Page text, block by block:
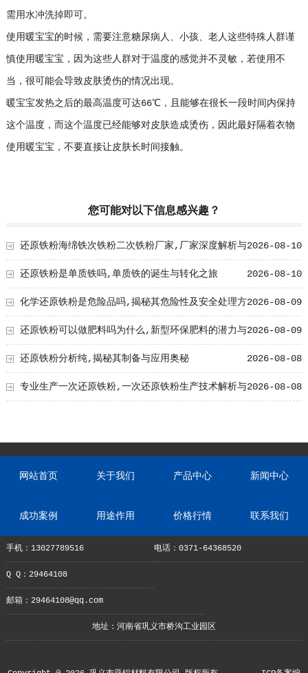
需用水冲洗掉即可。
使用暖宝宝的时候，需要注意糖尿病人、小孩、老人这些特殊人群谨
慎使用暖宝宝，因为这些人群对于温度的感觉并不灵敏，若使用不
当，很可能会导致皮肤烫伤的情况出现。
暖宝宝发热之后的最高温度可达66℃，且能够在很长一段时间内保持
这个温度，而这个温度已经能够对皮肤造成烫伤，因此最好隔着衣物
使用暖宝宝，不要直接让皮肤长时间接触。
您可能对以下信息感兴趣？
2026-08-10
还原铁粉海绵铁次铁粉二次铁粉厂家,厂家深度解析与
产业链洞察 2026-08-10
还原铁粉是单质铁吗,单质铁的诞生与转化之旅
2026-08-09
化学还原铁粉是危险品吗,揭秘其危险性及安全处理方
法 2026-08-09
还原铁粉可以做肥料吗为什么,新型环保肥料的潜力与
优势 2026-08-08
还原铁粉分析纯,揭秘其制备与应用奥秘
2026-08-08
专业生产一次还原铁粉,一次还原铁粉生产技术解析与
网站首页 关于我们 产品中心 新闻中心
成功案例 用途作用 价格行情 联系我们
手机：13027789516 电话：0371-64368520
Q Q：29464108
邮箱：29464108@qq.com
地址：河南省巩义市桥沟工业园区